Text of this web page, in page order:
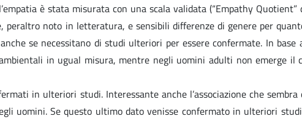
è stata misurata con una scala validata (“Empathy
noto in letteratura, e sensibili differenze di genere per
se necessitano di studi ulteriori per essere confermate. In
in ugual misura, mentre negli uomini adulti non emerge
in ulteriori studi. Interessante anche l’associazione che
uomini. Se questo ultimo dato venisse confermato in ulteriori